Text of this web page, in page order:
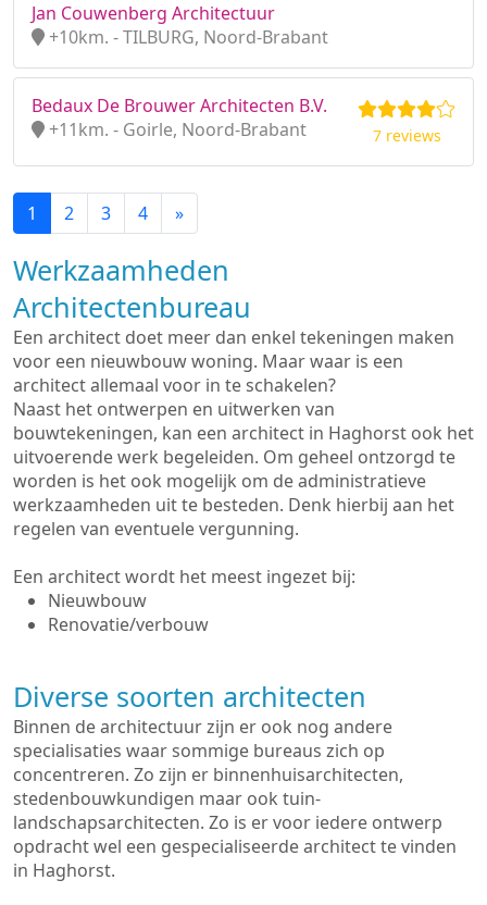
Jan Couwenberg Architectuur
+10km. - TILBURG, Noord-Brabant
Bedaux De Brouwer Architecten B.V.
+11km. - Goirle, Noord-Brabant
7 reviews
1 2 3 4 »
Werkzaamheden
Architectenbureau
Een architect doet meer dan enkel tekeningen maken
voor een nieuwbouw woning. Maar waar is een
architect allemaal voor in te schakelen?
Naast het ontwerpen en uitwerken van
bouwtekeningen, kan een architect in Haghorst ook het
uitvoerende werk begeleiden. Om geheel ontzorgd te
worden is het ook mogelijk om de administratieve
werkzaamheden uit te besteden. Denk hierbij aan het
regelen van eventuele vergunning.
Een architect wordt het meest ingezet bij:
Nieuwbouw
Renovatie/verbouw
Diverse soorten architecten
Binnen de architectuur zijn er ook nog andere
specialisaties waar sommige bureaus zich op
concentreren. Zo zijn er binnenhuisarchitecten,
stedenbouwkundigen maar ook tuin-
landschapsarchitecten. Zo is er voor iedere ontwerp
opdracht wel een gespecialiseerde architect te vinden
in Haghorst.